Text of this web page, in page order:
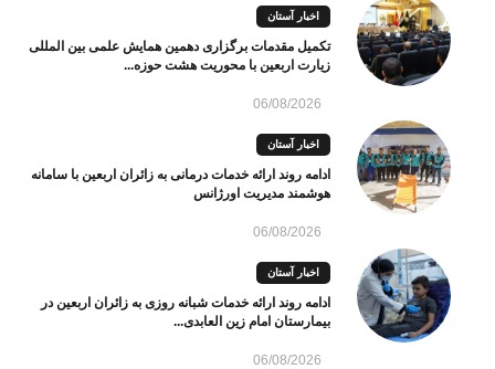
اخبار آستان
تکمیل مقدمات برگزاری دهمین همایش علمی بین المللی
زیارت اربعین با محوریت هشت حوزه...
06/08/2026
اخبار آستان
ادامه روند ارائه خدمات درمانی به زائران اربعین با سامانه
هوشمند مدیریت اورژانس
06/08/2026
اخبار آستان
ادامه روند ارائه خدمات شبانه روزی به زائران اربعین در
بیمارستان امام زین العابدی...
06/08/2026